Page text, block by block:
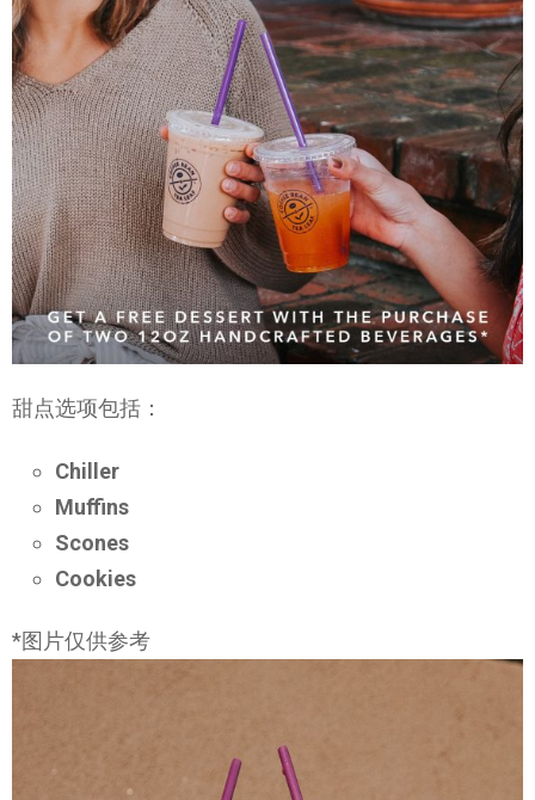
甜点选项包括：
Chiller
Muffins
Scones
Cookies
*图片仅供参考